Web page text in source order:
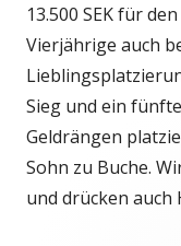
13.500 SEK für
Vierjährige auch
Sieg und ein
Geldrängen
Sohn zu Buche.
und drücken auch